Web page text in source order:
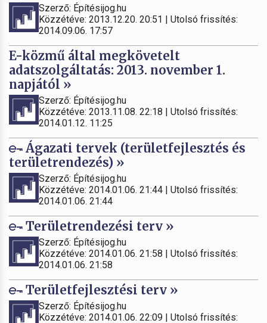
Szerző: Építésijog.hu
Közzétéve: 2013.12.20. 20:51 | Utolsó frissítés:
2014.09.06. 17:57
E-közmű által megkövetelt
adatszolgáltatás: 2013. november 1.
napjától »
Szerző: Építésijog.hu
Közzétéve: 2013.11.08. 22:18 | Utolsó frissítés:
2014.01.12. 11:25
Ágazati tervek (területfejlesztés és
területrendezés) »
Szerző: Építésijog.hu
Közzétéve: 2014.01.06. 21:44 | Utolsó frissítés:
2014.01.06. 21:44
Területrendezési terv »
Szerző: Építésijog.hu
Közzétéve: 2014.01.06. 21:58 | Utolsó frissítés:
2014.01.06. 21:58
Területfejlesztési terv »
Szerző: Építésijog.hu
Közzétéve: 2014.01.06. 22:09 | Utolsó frissítés: